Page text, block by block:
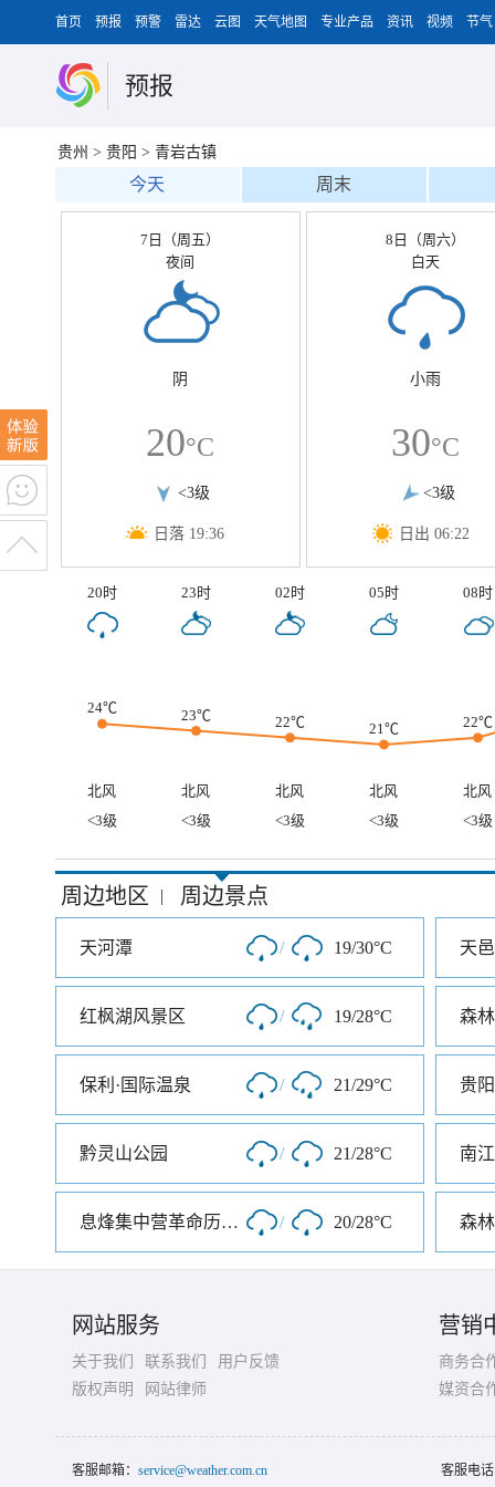
首页 预报 预警 雷达 云图 天气地图 专业产品 资讯 视频 节气
预报
贵州 > 贵阳 > 青岩古镇
今天 周末
7日（周五）
夜间
阴
20°C
<3级
日落 19:36
8日（周六）
白天
小雨
30°C
<3级
日出 06:22
20时 23时 02时 05时 08时
24℃ 23℃ 22℃ 21℃ 22℃
北风 北风 北风 北风
北风
<3级
<3级 <3级 <3级 <3级
周边地区 | 周边景点
天河潭 / 19/30°C
红枫湖风景区 / 19/28°C 森
保利·国际温泉 / 21/29°C 贵
黔灵山公园 / 21/28°C 南
息烽集中营革命历史纪念馆 / 20/28°C 森
网站服务
关于我们 联系我们
用户反馈
版权声明
网站律师
营销
商务合
媒资合
客服邮箱： service@weather.com.cn 客服电